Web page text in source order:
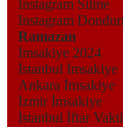
Instagram Silme
Instagram
Ramazan
İmsakiye 2024
İstanbul İmsakiye
Ankara İmsakiye
İzmir İmsakiye
İstanbul İftar Vakti